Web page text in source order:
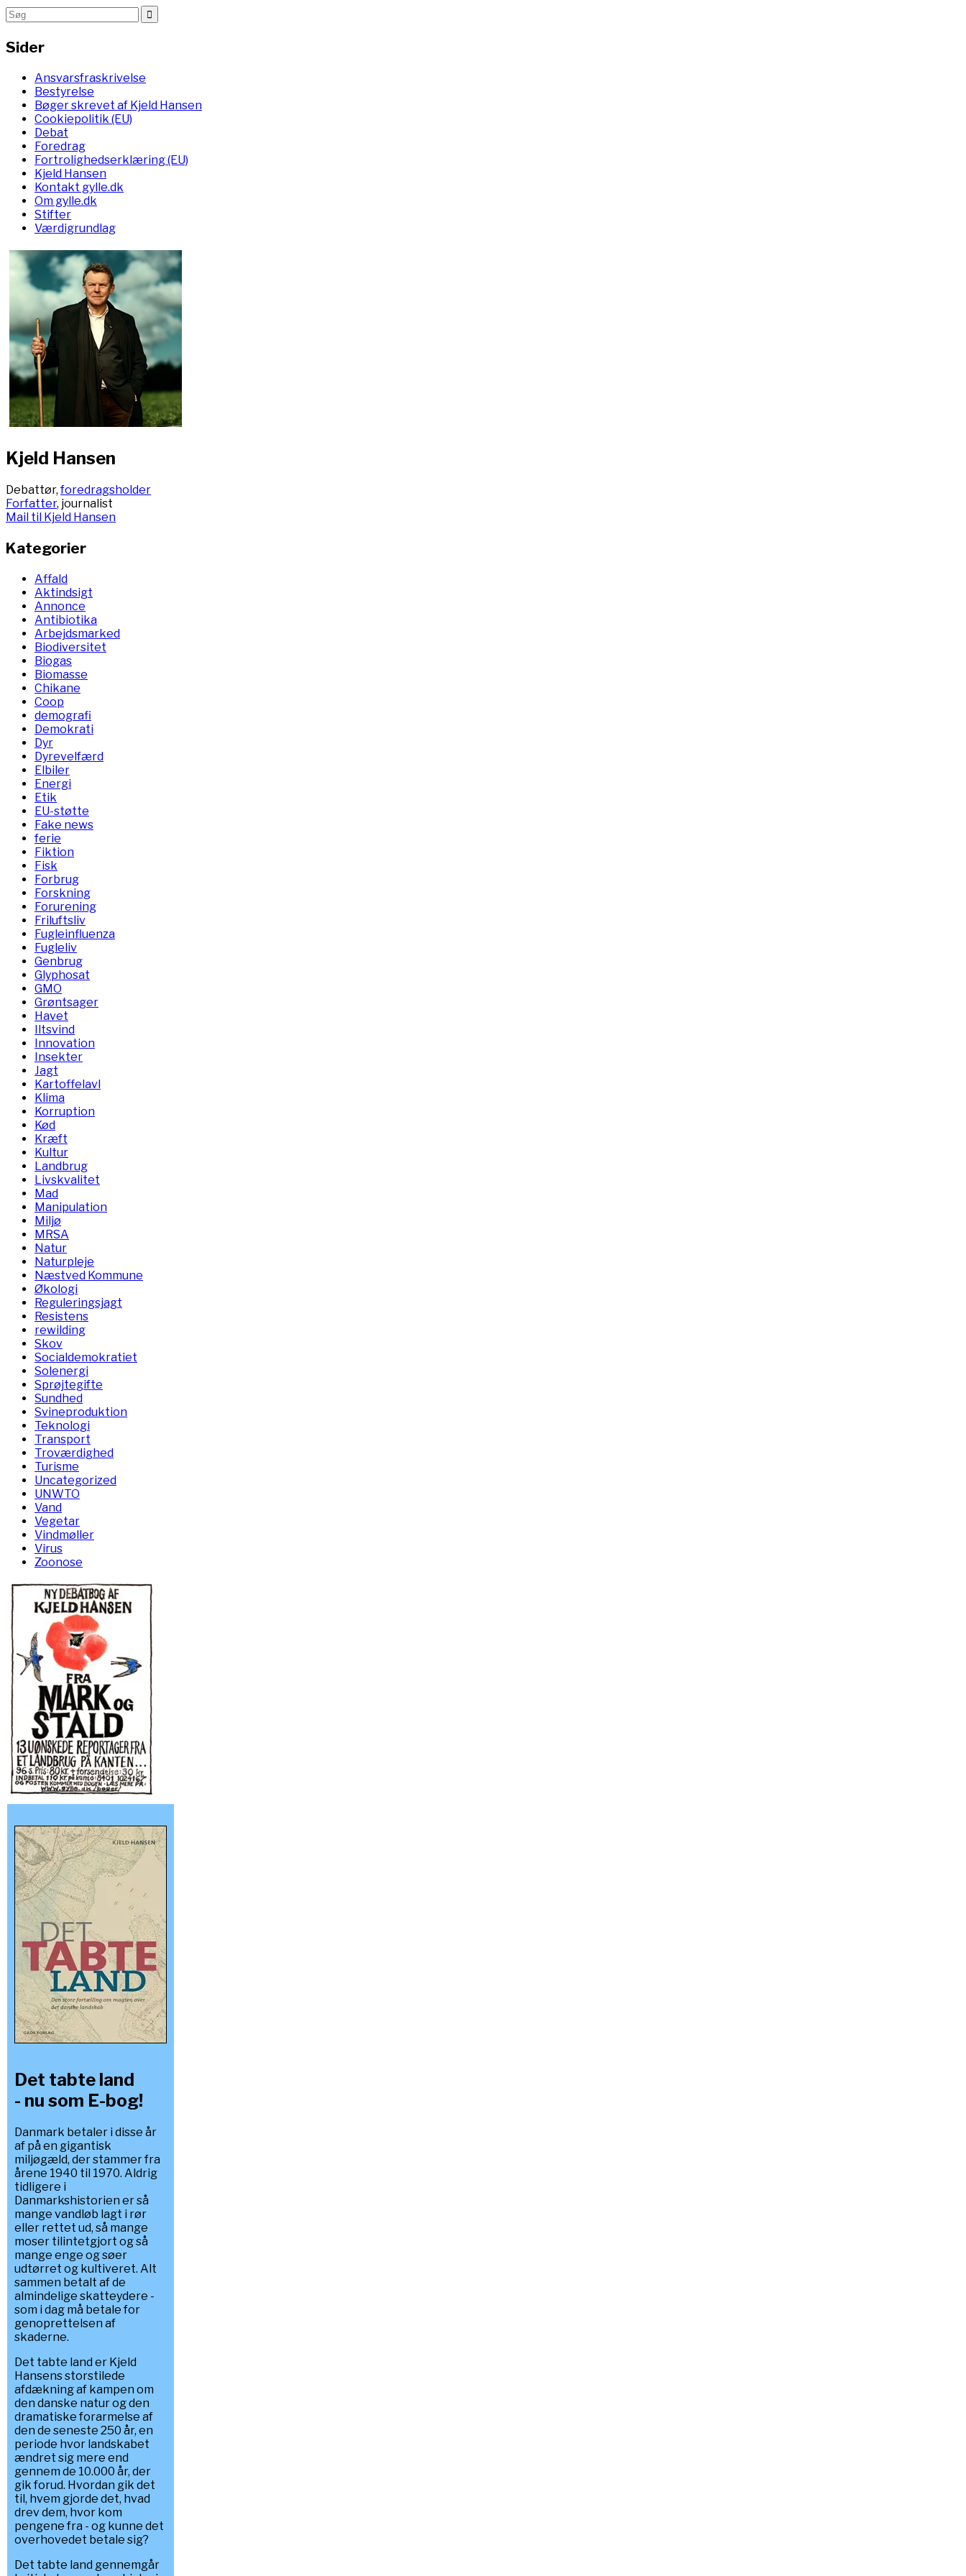
Sider
Ansvarsfraskrivelse
Bestyrelse
Bøger skrevet af Kjeld Hansen
Cookiepolitik (EU)
Debat
Foredrag
Fortrolighedserklæring (EU)
Kjeld Hansen
Kontakt gylle.dk
Om gylle.dk
Stifter
Værdigrundlag
Kjeld Hansen
Debattør,foredragsholder
Forfatter, journalist
Mail til Kjeld Hansen
Kategorier
Affald
Aktindsigt
Annonce
Antibiotika
Arbejdsmarked
Biodiversitet
Biogas
Biomasse
Chikane
Coop
demografi
Demokrati
Dyr
Dyrevelfærd
Elbiler
Energi
Etik
EU-støtte
Fake news
ferie
Fiktion
Fisk
Forbrug
Forskning
Forurening
Friluftsliv
Fugleinfluenza
Fugleliv
Genbrug
Glyphosat
GMO
Grøntsager
Havet
Iltsvind
Innovation
Insekter
Jagt
Kartoffelavl
Klima
Korruption
Kød
Kræft
Kultur
Landbrug
Livskvalitet
Mad
Manipulation
Miljø
MRSA
Natur
Naturpleje
Næstved Kommune
Økologi
Reguleringsjagt
Resistens
rewilding
Skov
Socialdemokratiet
Solenergi
Sprøjtegifte
Sundhed
Svineproduktion
Teknologi
Transport
Troværdighed
Turisme
Uncategorized
UNWTO
Vand
Vegetar
Vindmøller
Virus
Zoonose
Det tabte land
- nu som E-bog!
Danmark betaler i disse år
af på en gigantisk
miljøgæld, der stammer fra
årene 1940 til 1970. Aldrig
tidligere i
Danmarkshistorien er så
mange vandløb lagt i rør
eller rettet ud, så mange
moser tilintetgjort og så
mange enge og søer
udtørret og kultiveret. Alt
sammen betalt af de
almindelige skatteydere -
som i dag må betale for
genoprettelsen af
skaderne.
Det tabte land er Kjeld
Hansens storstilede
afdækning af kampen om
den danske natur og den
dramatiske forarmelse af
den de seneste 250 år, en
periode hvor landskabet
ændret sig mere end
gennem de 10.000 år, der
gik forud. Hvordan gik det
til, hvem gjorde det, hvad
drev dem, hvor kom
pengene fra - og kunne det
overhovedet betale sig?
Det tabte land gennemgår